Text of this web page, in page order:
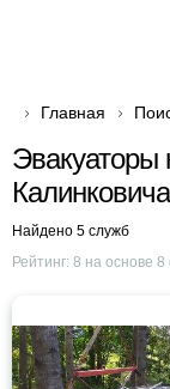
Главная
Эвакуаторы
Найдено 5 служб
Рейтинг: 8 на основе 8